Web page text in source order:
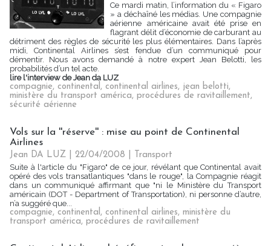
Ce mardi matin, l’information du « Figaro
» a déchaîné les médias. Une compagnie
aérienne américaine avait été prise en
flagrant délit d’économie de carburant au
détriment des règles de sécurité les plus élémentaires. Dans l’après
midi, Continental Airlines s’est fendue d’un communiqué pour
démentir. Nous avons demandé à notre expert Jean Belotti, les
probabilités d’un tel acte.
lire l'interview de Jean da LUZ
compagnie, continental, continental airlines, jean belotti,
ministère du transport américa, procédures de ravitaillement,
sécurité aérienne
Vols sur la ''réserve'' : mise au point de Continental
Airlines
Jean DA LUZ | 22/04/2008
Transport
Suite à l'article du "Figaro" de ce jour, révélant que Continental avait
opéré des vols transatlantiques "dans le rouge", la Compagnie réagit
dans un communiqué affirmant que "ni le Ministère du Transport
américain (DOT - Department of Transportation), ni personne d’autre,
n’a suggéré que...
compagnie, continental, continental airlines, ministère du
transport américa, procédures de ravitaillement